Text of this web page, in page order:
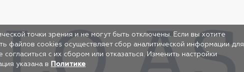
точки зрения и не могут быть отключены. Если вы хотите
файлов cookies осуществляет сбор аналитической информации для
с их сбором или отказаться. Изменить настройки
указана в Политике